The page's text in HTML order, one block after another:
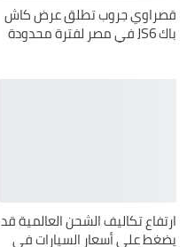
قصراوي جروب تطلق عرض كاش
باك JS6 في مصر لفترة محدودة
ارتفاع تكاليف الشحن العالمية قد
يضغط على أسعار السيارات في